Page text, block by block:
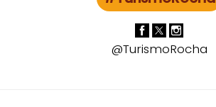
@TurismoRocha